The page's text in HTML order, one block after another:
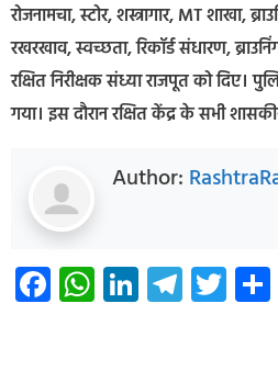
रोजनामचा, स्टोर, शस्त्रागार, MT शाखा,
रखरखाव, स्वच्छता, रिकॉर्ड संधारण,
रक्षित निरीक्षक संध्या राजपूत को दिए।
गया। इस दौरान रक्षित केंद्र के सभी
Author:
Facebook
WhatsApp
LinkedIn